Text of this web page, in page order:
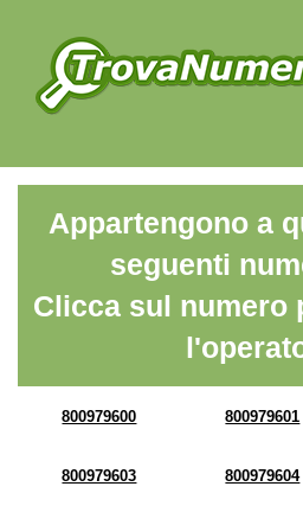
Appartengono a
seguenti
Clicca sul numero
800979600 800979601
800979603 800979604